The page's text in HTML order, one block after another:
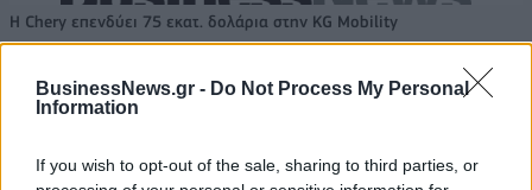
BusinessNews.gr - Do Not Process My Personal
Information
If you wish to opt-out of the sale, sharing to third parties, or
Η Chery επενδύει 75 εκατ. δολάρια στην KG Mobility
Το FIAT 500 Hybrid τώρα από
συνεργασίας τους μέχρι το
2028